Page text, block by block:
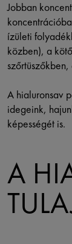
Jobban
ízületi
közben), a
A hialuronsav
idegeink,
képességét is.
A